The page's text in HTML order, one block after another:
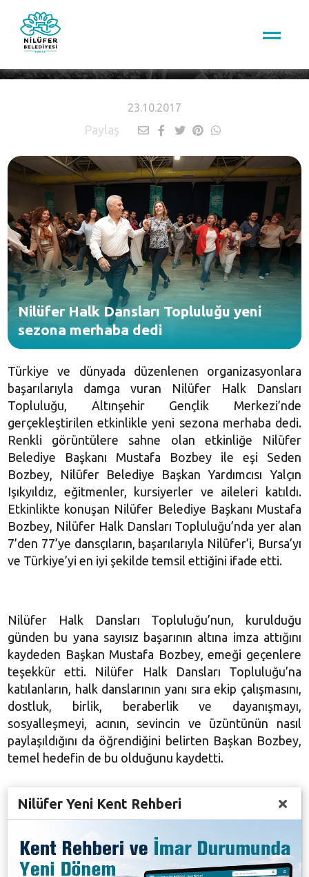
23.10.2017
Paylaş
Nilüfer Halk Dansları Topluluğu yeni
sezona merhaba dedi
Türkiye ve dünyada düzenlenen organizasyonlara
başarılarıyla damga vuran Nilüfer Halk Dansları
Topluluğu, Altınşehir Gençlik Merkezi’nde
gerçekleştirilen etkinlikle yeni sezona merhaba dedi.
Renkli görüntülere sahne olan etkinliğe Nilüfer
Belediye Başkanı Mustafa Bozbey ile eşi Seden
Bozbey, Nilüfer Belediye Başkan Yardımcısı Yalçın
Işıkyıldız, eğitmenler, kursiyerler ve aileleri katıldı.
Etkinlikte konuşan Nilüfer Belediye Başkanı Mustafa
Bozbey, Nilüfer Halk Dansları Topluluğu’nda yer alan
7’den 77’ye dansçıların, başarılarıyla Nilüfer’i, Bursa’yı
ve Türkiye’yi en iyi şekilde temsil ettiğini ifade etti.
Nilüfer Halk Dansları Topluluğu’nun, kurulduğu
günden bu yana sayısız başarının altına imza attığını
kaydeden Başkan Mustafa Bozbey, emeği geçenlere
teşekkür etti. Nilüfer Halk Dansları Topluluğu’na
katılanların, halk danslarının yanı sıra ekip çalışmasını,
dostluk, birlik, beraberlik ve dayanışmayı,
sosyalleşmeyi, acının, sevincin ve üzüntünün nasıl
paylaşıldığını da öğrendiğini belirten Başkan Bozbey,
temel hedefin de bu olduğunu kaydetti.
Nilüfer Halk Dansları Topluluğu’ndaki beraberlik
ruhunu başka alanlarda görmediğini ifade eden
Başkan Mustafa Bozbey şöyle devam etti: “Burada
farklı bir birliktelik var. Bu birliktelik, başarıyı getiriyor.
Nilüfer Yeni Kent Rehberi